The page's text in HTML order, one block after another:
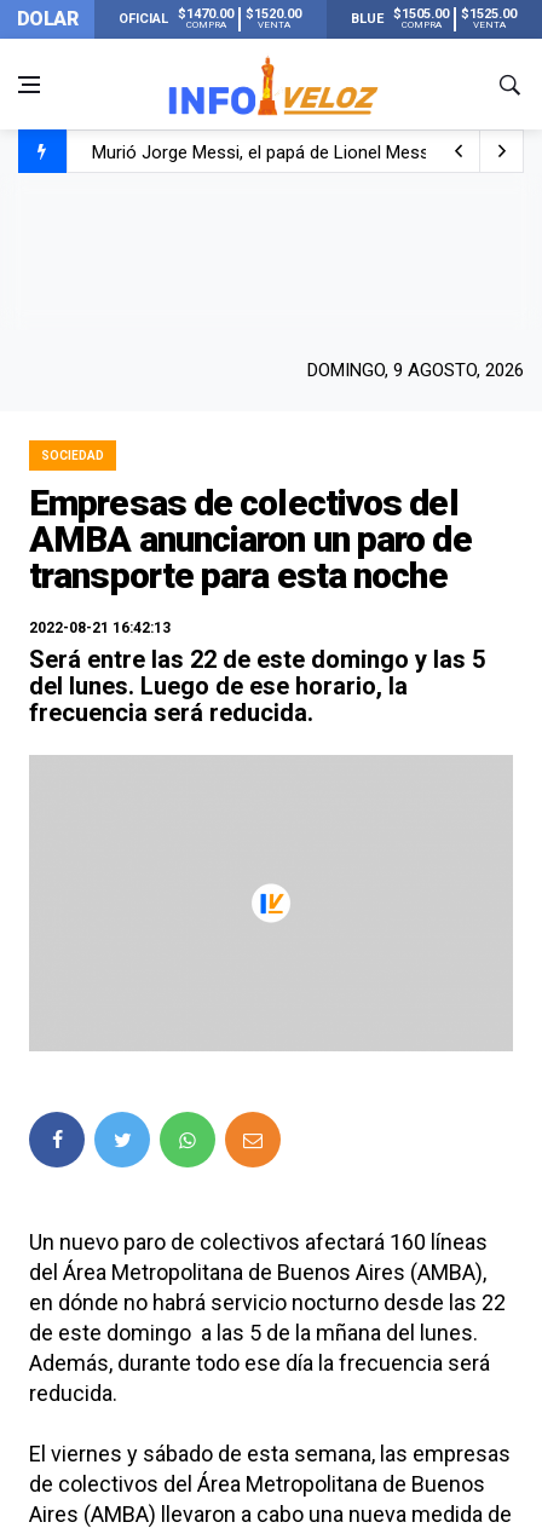
DOLAR OFICIAL $1470.00
COMPRA
$1520.00
VENTA BLUE $1505.00
COMPRA
$1525.00
VENTA
Murió Jorge Messi, el papá de Lionel Messi
DOMINGO, 9 AGOSTO, 2026
SOCIEDAD
Empresas de colectivos del
AMBA anunciaron un paro de
transporte para esta noche
2022-08-21 16:42:13
Será entre las 22 de este domingo y las 5
del lunes. Luego de ese horario, la
frecuencia será reducida.
Un nuevo paro de colectivos afectará 160 líneas
del Área Metropolitana de Buenos Aires (AMBA),
en dónde no habrá servicio nocturno desde las 22
de este domingo a las 5 de la mñana del lunes.
Además, durante todo ese día la frecuencia será
reducida.
El viernes y sábado de esta semana, las empresas
de colectivos del Área Metropolitana de Buenos
Aires (AMBA) llevaron a cabo una nueva medida de